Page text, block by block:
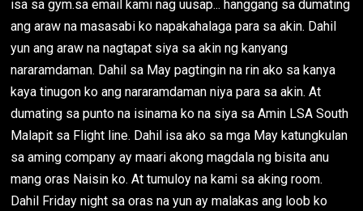
isa sa gym.sa email kami nag uusap... hanggang sa dumating
ang araw na masasabi ko napakahalaga para sa akin. Dahil
yun ang araw na nagtapat siya sa akin ng kanyang
nararamdaman. Dahil sa May pagtingin na rin ako sa kanya
kaya tinugon ko ang nararamdaman niya para sa akin. At
dumating sa punto na isinama ko na siya sa Amin LSA South
Malapit sa Flight line. Dahil isa ako sa mga May katungkulan
sa aming company ay maari akong magdala ng bisita anu
mang oras Naisin ko. At tumuloy na kami sa aking room.
Dahil Friday night sa oras na yun ay malakas ang loob ko